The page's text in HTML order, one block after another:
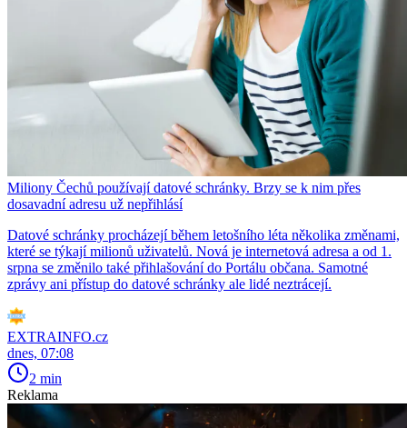
Miliony Čechů používají datové schránky. Brzy se k nim přes
dosavadní adresu už nepřihlásí
Datové schránky procházejí během letošního léta několika změnami,
které se týkají milionů uživatelů. Nová je internetová adresa a od 1.
srpna se změnilo také přihlašování do Portálu občana. Samotné
zprávy ani přístup do datové schránky ale lidé neztrácejí.
EXTRAINFO.cz
dnes, 07:08
2 min
Reklama